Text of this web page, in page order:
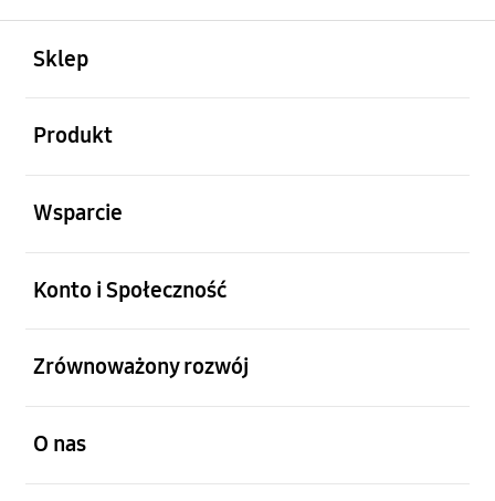
Sklep
Produkt
Wsparcie
Konto i Społeczność
Zrównoważony rozwój
O nas